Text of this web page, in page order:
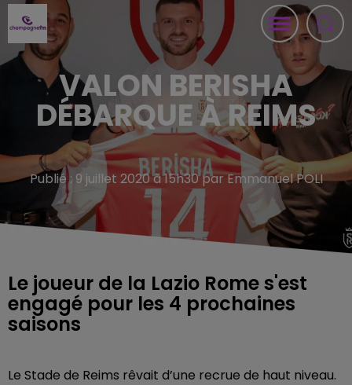
VALON BERISHA
DÉBARQUE À REIMS
Publié : 9 juillet 2020 à 15h30 par Emmanuel POLI
Le joueur de la Lazio Rome s'est
engagé pour les 4 prochaines
saisons
Le Stade de Reims rêvait d’une recrue de haut niveau.